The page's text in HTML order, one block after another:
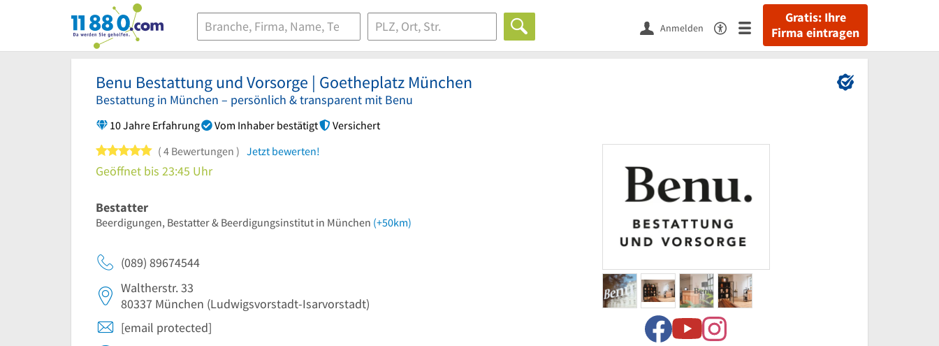
11880.com
Gratis: Ihre
Firma eintragen
Anmelden
Benu Bestattung und Vorsorge | Goetheplatz München
Bestattung in München – persönlich & transparent mit Benu
10 Jahre Erfahrung Vom Inhaber bestätigt Versichert
5 von 5 Sternen
4 Bewertungen Jetzt bewerten!
Geöffnet bis 23:45 Uhr
Bestatter
Beerdigungen, Bestatter & Beerdigungsinstitut in München (+50km)
(089) 89674544
Waltherstr. 33
80337 München (Ludwigsvorstadt-Isarvorstadt)
[email protected]